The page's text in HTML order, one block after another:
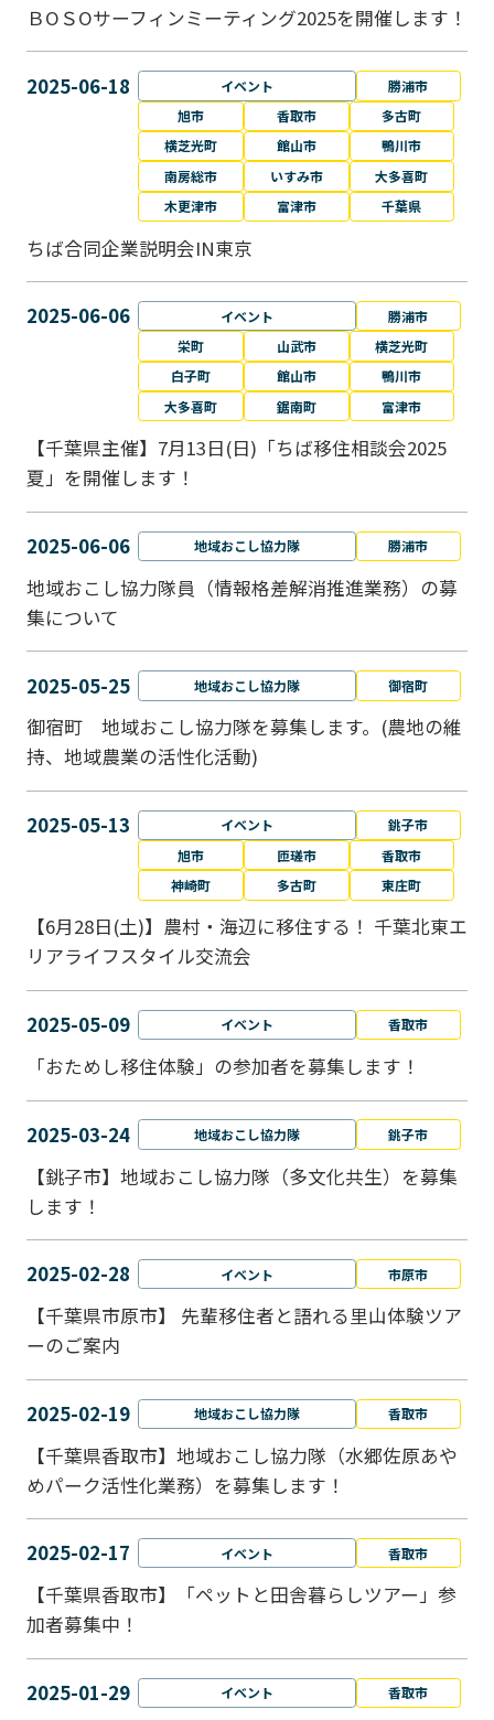
ＢОＳОサーフィンミーティング2025を開催します！
2025-06-18 イベント
勝浦市
旭市
香取市
多古町
横芝光町
館山市
鴨川市
南房総市
いすみ市
大多喜町
木更津市
富津市 千葉県
ちば合同企業説明会IN東京
2025-06-06 イベント
勝浦市
栄町
山武市
横芝光町
白子町
館山市
鴨川市
大多喜町
鋸南町 富津市
【千葉県主催】7月13日(日)「ちば移住相談会2025
夏」を開催します！
2025-06-06 地域おこし協力隊 勝浦市
地域おこし協力隊員（情報格差解消推進業務）の募
集について
2025-05-25 地域おこし協力隊 御宿町
御宿町 地域おこし協力隊を募集します。(農地の維
持、地域農業の活性化活動)
2025-05-13 イベント
銚子市
旭市
匝瑳市
香取市
神崎町
多古町 東庄町
【6月28日(土)】農村・海辺に移住する！ 千葉北東エ
リアライフスタイル交流会
2025-05-09 イベント 香取市
「おためし移住体験」の参加者を募集します！
2025-03-24 地域おこし協力隊 銚子市
【銚子市】地域おこし協力隊（多文化共生）を募集
します！
2025-02-28 イベント 市原市
【千葉県市原市】 先輩移住者と語れる里山体験ツア
ーのご案内
2025-02-19 地域おこし協力隊 香取市
【千葉県香取市】地域おこし協力隊（水郷佐原あや
めパーク活性化業務）を募集します！
2025-02-17 イベント 香取市
【千葉県香取市】「ペットと⽥舎暮らしツアー」参
加者募集中！
2025-01-29 イベント 香取市